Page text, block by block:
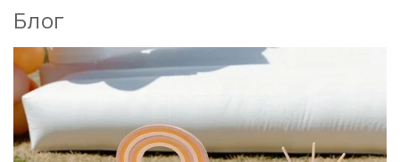
Блог